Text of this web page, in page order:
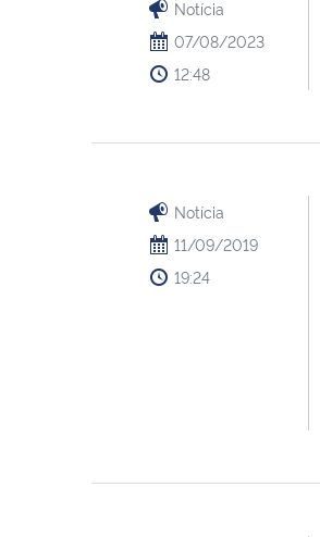
Notícia
07/08/2023
12:48
Notícia
11/09/2019
19:24